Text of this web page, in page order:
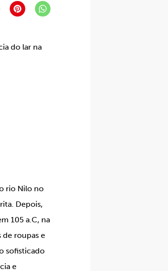
do lar na
rio Nilo no
Depois,
105 a.C, na
de roupas e
sofisticado
e